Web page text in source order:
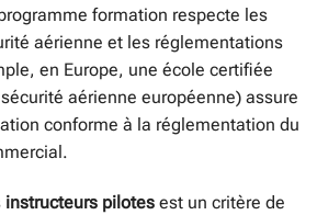
formation respecte les
aérienne et les réglementations
en Europe, une école certifiée
aérienne européenne) assure
conforme à la réglementation du
instructeurs pilotes est un critère de